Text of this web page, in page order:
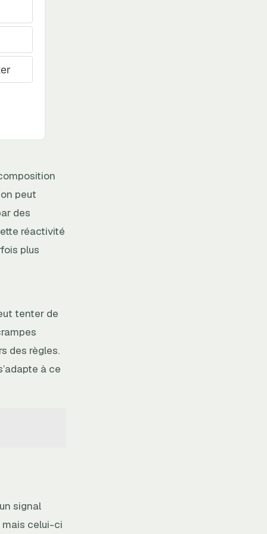
peut
des
réactivité
plus
tenter de
des règles.
à ce
signal
mais celui-ci